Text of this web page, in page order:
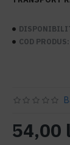
COD PRODUS:
54,00